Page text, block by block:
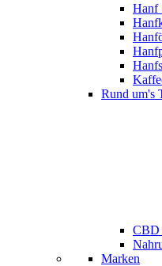
Hanf
Rund um's
CBD
Marken